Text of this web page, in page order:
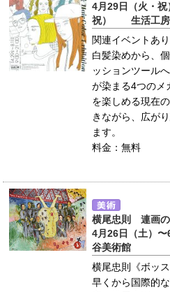
4月29日（火・祝
祝） 生活工房
関連イベントあ
白髪染めから、
ッションツール
が染まる4つのメ
を楽しめる現在
きながら、広が
ます。
料金：無料
横尾忠則 連画
4月26日（土）
谷美術館
横尾忠則《ボッ
早くから国際的